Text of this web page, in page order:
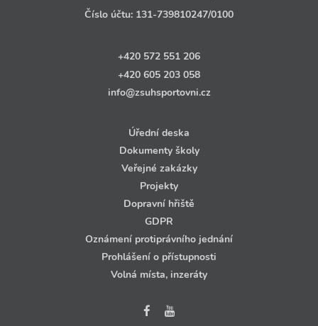
Číslo účtu: 131‑739810247/0100
+420 572 551 206
+420 605 203 058
info@zsuhsportovni.cz
Úřední deska
Dokumenty školy
Veřejné zakázky
Projekty
Dopravní hřiště
GDPR
Oznámení protiprávního jednání
Prohlášení o přístupnosti
Volná místa, inzeráty